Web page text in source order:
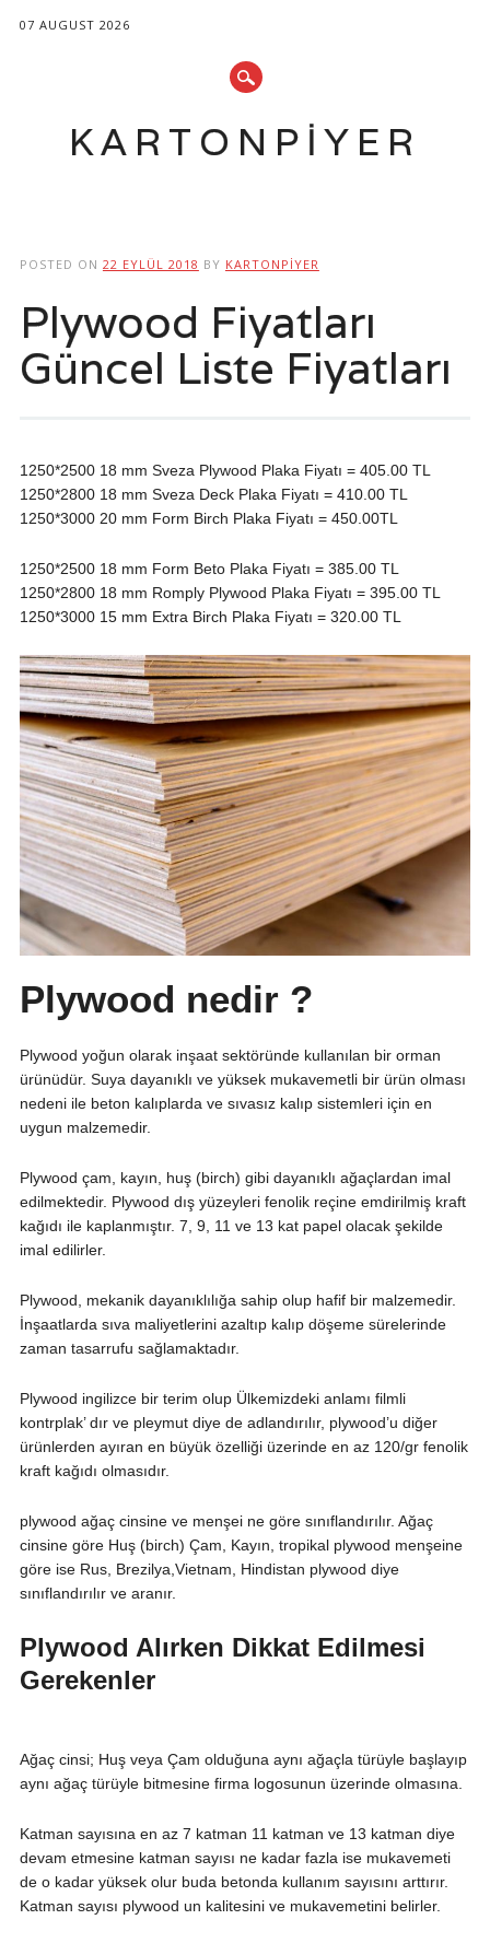
07 AUGUST 2026
KARTONPIYER
POSTED ON 22 EYLÜL 2018 BY KARTONPIYER
Plywood Fiyatları
Güncel Liste Fiyatları
1250*2500 18 mm Sveza Plywood Plaka Fiyatı = 405.00 TL
1250*2800 18 mm Sveza Deck Plaka Fiyatı = 410.00 TL
1250*3000 20 mm Form Birch Plaka Fiyatı = 450.00TL
1250*2500 18 mm Form Beto Plaka Fiyatı = 385.00 TL
1250*2800 18 mm Romply Plywood Plaka Fiyatı = 395.00 TL
1250*3000 15 mm Extra Birch Plaka Fiyatı = 320.00 TL
Plywood nedir ?
Plywood yoğun olarak inşaat sektöründe kullanılan bir orman
ürünüdür. Suya dayanıklı ve yüksek mukavemetli bir ürün olması
nedeni ile beton kalıplarda ve sıvasız kalıp sistemleri için en
uygun malzemedir.
Plywood çam, kayın, huş (birch) gibi dayanıklı ağaçlardan imal
edilmektedir. Plywood dış yüzeyleri fenolik reçine emdirilmiş kraft
kağıdı ile kaplanmıştır. 7, 9, 11 ve 13 kat papel olacak şekilde
imal edilirler.
Plywood, mekanik dayanıklılığa sahip olup hafif bir malzemedir.
İnşaatlarda sıva maliyetlerini azaltıp kalıp döşeme sürelerinde
zaman tasarrufu sağlamaktadır.
Plywood ingilizce bir terim olup Ülkemizdeki anlamı filmli
kontrplak’ dır ve pleymut diye de adlandırılır, plywood’u diğer
ürünlerden ayıran en büyük özelliği üzerinde en az 120/gr fenolik
kraft kağıdı olmasıdır.
plywood ağaç cinsine ve menşei ne göre sınıflandırılır. Ağaç
cinsine göre Huş (birch) Çam, Kayın, tropikal plywood menşeine
göre ise Rus, Brezilya,Vietnam, Hindistan plywood diye
sınıflandırılır ve aranır.
Plywood Alırken Dikkat Edilmesi
Gerekenler
Ağaç cinsi; Huş veya Çam olduğuna aynı ağaçla türüyle başlayıp
aynı ağaç türüyle bitmesine firma logosunun üzerinde olmasına.
Katman sayısına en az 7 katman 11 katman ve 13 katman diye
devam etmesine katman sayısı ne kadar fazla ise mukavemeti
de o kadar yüksek olur buda betonda kullanım sayısını arttırır.
Katman sayısı plywood un kalitesini ve mukavemetini belirler.